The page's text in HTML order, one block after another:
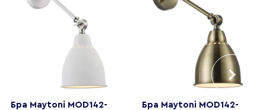
Бра Maytoni MOD142-
Бра Maytoni MOD142-